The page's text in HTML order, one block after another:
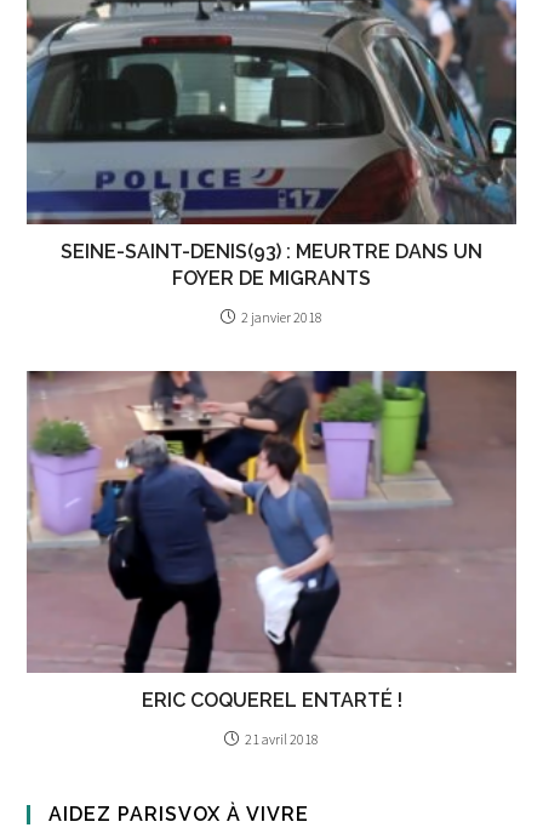
SEINE-SAINT-DENIS(93) : MEURTRE DANS UN
FOYER DE MIGRANTS
2 janvier 2018
ERIC COQUEREL ENTARTÉ !
21 avril 2018
AIDEZ PARISVOX À VIVRE